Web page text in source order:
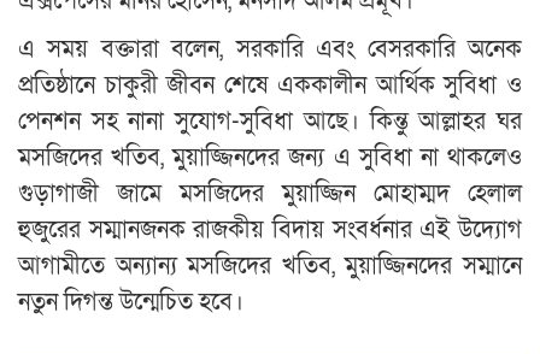
এ সময় বক্তারা বলেন, সরকারি এবং বেসরকারি অনেক
প্রতিষ্ঠানে চাকুরী জীবন শেষে এককালীন আর্থিক সুবিধা ও
পেনশন সহ নানা সুযোগ-সুবিধা আছে। কিন্তু আল্লাহর ঘর
মসজিদের খতিব, মুয়াজ্জিনদের জন্য এ সুবিধা না থাকলেও
গুড়াগাজী জামে মসজিদের মুয়াজ্জিন মোহাম্মদ হেলাল
হুজুরের সম্মানজনক রাজকীয় বিদায় সংবর্ধনার এই উদ্যোগ
আগামীতে অন্যান্য মসজিদের খতিব, মুয়াজ্জিনদের সম্মানে
নতুন দিগন্ত উন্মেচিত হবে।